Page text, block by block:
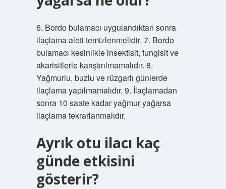
6. Bordo bulamacı uygulandıktan sonra
ilaçlama aleti temizlenmelidir. 7. Bordo
bulamacı kesinlikle insektisit, fungisit ve
akarisitlerle karıştırılmamalıdır. 8.
Yağmurlu, buzlu ve rüzgarlı günlerde
ilaçlama yapılmamalıdır. 9. İlaçlamadan
sonra 10 saate kadar yağmur yağarsa
ilaçlama tekrarlanmalıdır.
Ayrık otu ilacı kaç
günde etkisini
gösterir?